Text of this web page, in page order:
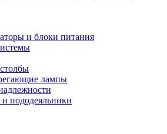
и блоки питания
лампы
пододеяльники